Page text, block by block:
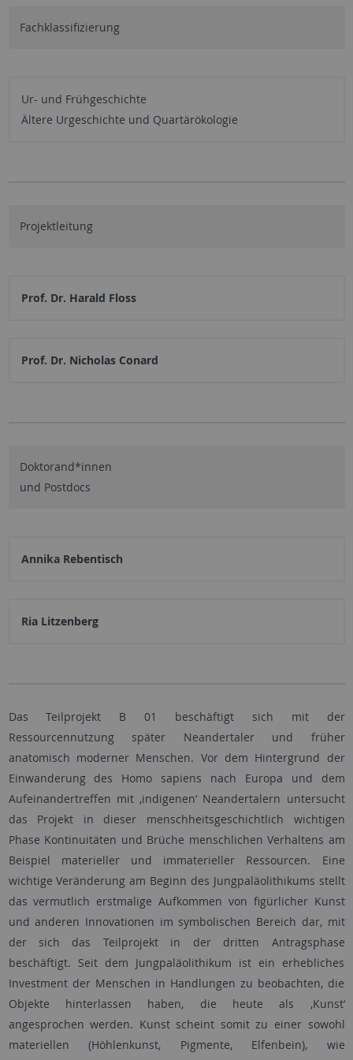
Fachklassifizierung
Ur- und Frühgeschichte
Ältere Urgeschichte und Quartärökologie
Projektleitung
Prof. Dr. Harald Floss
Prof. Dr. Nicholas Conard
Doktorand*innen
und Postdocs
Annika Rebentisch
Ria Litzenberg
Das Teilprojekt B 01 beschäftigt sich mit der
Ressourcennutzung später Neandertaler und früher
anatomisch moderner Menschen. Vor dem Hintergrund der
Einwanderung des Homo sapiens nach Europa und dem
Aufeinandertreffen mit ‚indigenen‘ Neandertalern untersucht
das Projekt in dieser menschheitsgeschichtlich wichtigen
Phase Kontinuitäten und Brüche menschlichen Verhaltens am
Beispiel materieller und immaterieller Ressourcen. Eine
wichtige Veränderung am Beginn des Jungpaläolithikums stellt
das vermutlich erstmalige Aufkommen von figürlicher Kunst
und anderen Innovationen im symbolischen Bereich dar, mit
der sich das Teilprojekt in der dritten Antragsphase
beschäftigt. Seit dem Jungpaläolithikum ist ein erhebliches
Investment der Menschen in Handlungen zu beobachten, die
Objekte hinterlassen haben, die heute als ‚Kunst‘
angesprochen werden. Kunst scheint somit zu einer sowohl
materiellen (Höhlenkunst, Pigmente, Elfenbein), wie